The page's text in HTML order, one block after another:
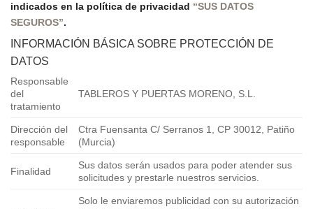
indicados en la política de privacidad “SUS DATOS
SEGUROS”.
INFORMACIÓN BÁSICA SOBRE PROTECCIÓN DE
DATOS
Responsable
del
tratamiento
TABLEROS Y PUERTAS MORENO, S.L.
Dirección del
responsable
Ctra Fuensanta C/ Serranos 1, CP 30012, Patiño
(Murcia)
Finalidad
Sus datos serán usados para poder atender sus
solicitudes y prestarle nuestros servicios.
Solo le enviaremos publicidad con su autorización